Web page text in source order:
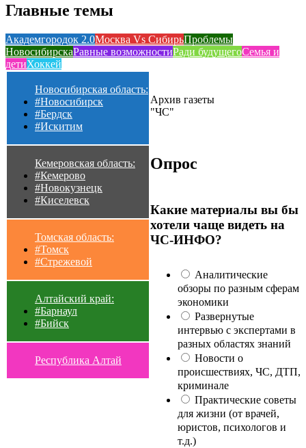
Главные темы
Академгородок 2.0Москва Vs СибирьПроблемы
НовосибирскаРавные возможностиРади будущегоСемья и
детиХоккей
Новосибирская область:
#Новосибирск
#Бердск
#Искитим
Кемеровская область:
#Кемерово
#Новокузнецк
#Киселевск
Томская область:
#Томск
#Стрежевой
Алтайский край:
#Барнаул
#Бийск
Республика Алтай
Архив газеты
"ЧС"
Опрос
Какие материалы вы бы
хотели чаще видеть на
ЧС-ИНФО?
Аналитические
обзоры по разным сферам
экономики
Развернутые
интервью с экспертами в
разных областях знаний
Новости о
происшествиях, ЧС, ДТП,
криминале
Практические советы
для жизни (от врачей,
юристов, психологов и
т.д.)